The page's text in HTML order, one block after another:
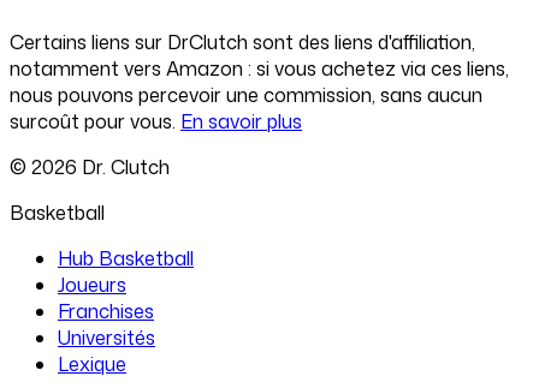
Certains liens sur DrClutch sont des liens d'affiliation,
notamment vers Amazon : si vous achetez via ces liens,
nous pouvons percevoir une commission, sans aucun
surcoût pour vous. En savoir plus
© 2026 Dr. Clutch
Basketball
Hub Basketball
Joueurs
Franchises
Universités
Lexique